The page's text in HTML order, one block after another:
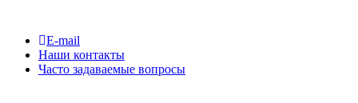
E-mail
Наши контакты
Часто задаваемые вопросы